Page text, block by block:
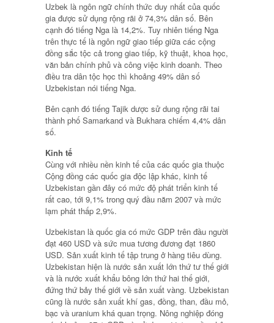
Uzbek là ngôn ngữ chính thức duy nhất của quốc
gia được sử dụng rộng rãi ở 74,3% dân số. Bên
cạnh đó tiếng Nga là 14,2%. Tuy nhiên tiếng Nga
trên thực tế là ngôn ngữ giao tiếp giữa các cộng
đồng sắc tộc cả trong giao tiếp, kỹ thuật, khoa học,
văn bản chính phủ và công việc kinh doanh. Theo
điều tra dân tộc học thì khoảng 49% dân số
Uzbekistan nói tiếng Nga.
Bên cạnh đó tiếng Tajik dược sử dung rộng rãi tai
thành phố Samarkand và Bukhara chiếm 4,4% dân
số.
Kinh tế
Cùng với nhiều nền kinh tế của các quốc gia thuộc
Cộng đồng các quốc gia độc lập khác, kinh tế
Uzbekistan gần đây có mức độ phát triển kinh tế
rất cao, tới 9,1% trong quý đầu năm 2007 và mức
lạm phát thấp 2,9%.
Uzbekistan là quốc gia có mức GDP trên đầu người
đạt 460 USD và sức mua tương đương đạt 1860
USD. Sản xuất kinh tế tập trung ở hàng tiêu dùng.
Uzbekistan hiện là nước sản xuất lớn thứ tư thế giới
và là nước xuất khẩu bông lớn thứ hai thế giới,
đứng thứ bảy thế giới về sản xuất vàng. Uzbekistan
cũng là nước sản xuất khí gas, đồng, than, đầu mỏ,
bạc và uranium khá quan trọng. Nông nghiệp đóng